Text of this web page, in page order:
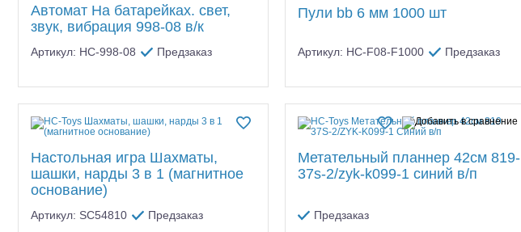
Автомат На батарейках. свет,
звук, вибрация 998-08 в/к
Артикул: HC-998-08 Предзаказ
Пули bb 6 мм 1000 шт
Артикул: HC-F08-F1000 Предзаказ
Настольная игра Шахматы,
шашки, нарды 3 в 1 (магнитное
основание)
Артикул: SC54810 Предзаказ
Метательный планнер 42см 819-
37s-2/zyk-k099-1 синий в/п
Предзаказ